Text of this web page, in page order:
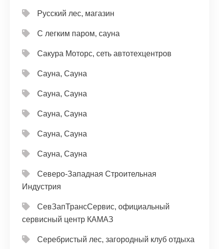
Русский лес, магазин
С легким паром, сауна
Сакура Моторс, сеть автотехцентров
Сауна, Сауна
Сауна, Сауна
Сауна, Сауна
Сауна, Сауна
Сауна, Сауна
Северо-Западная Строительная
Индустрия
СевЗапТрансСервис, официальный
сервисный центр КАМАЗ
Серебристый лес, загородный клуб отдыха